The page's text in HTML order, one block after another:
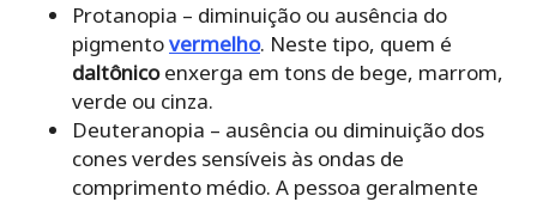
Protanopia – diminuição ou ausência do
pigmentovermelho. Neste tipo, quem é
daltônicoenxerga em tons de bege, marrom,
verde ou cinza.
Deuteranopia – ausência ou diminuição dos
cones verdes sensíveis às ondas de
comprimento médio. A pessoa geralmente